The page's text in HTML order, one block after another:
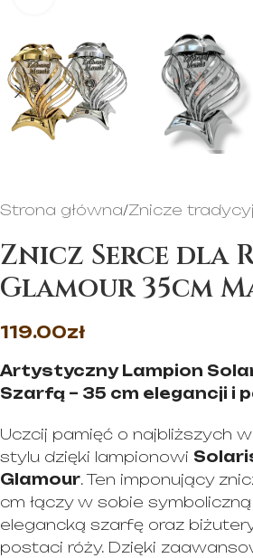
Strona główna Znicze
Znicz Serce dla
Glamour 35cm
119.00zł
Artystyczny Lampion
Szarfą – 35 cm elegancji i
Uczcij pamięć o najbliższych
stylu dzięki lampionowi
Glamour. Ten imponujący
cm łączy w sobie
elegancką szarfę oraz
postaci róży. Dzięki